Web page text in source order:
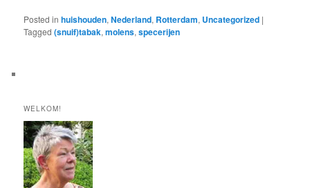
Posted in huishouden,Nederland, Rotterdam, Uncategorized |
Tagged (snuif)tabak,molens,specerijen
WELKOM!